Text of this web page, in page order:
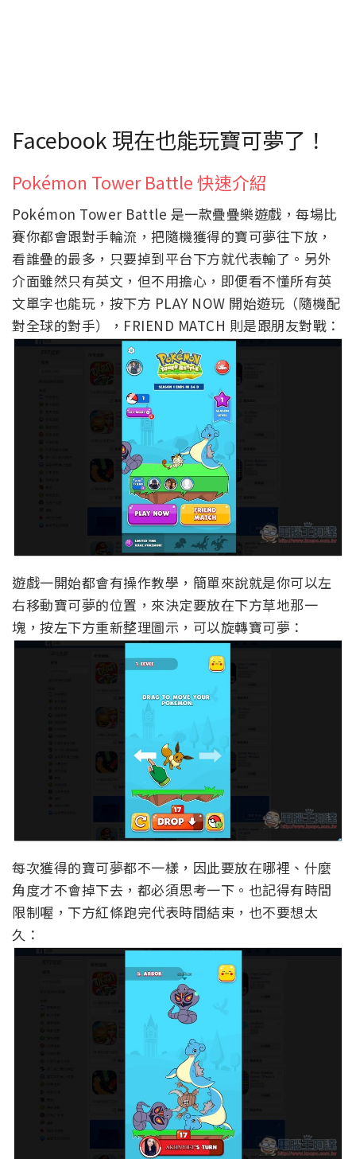
Facebook 現在也能玩寶可夢了！
Pokémon Tower Battle 快速介紹
Pokémon Tower Battle 是一款疊疊樂遊戲，每場比
賽你都會跟對手輪流，把隨機獲得的寶可夢往下放，
看誰疊的最多，只要掉到平台下方就代表輸了。另外
介面雖然只有英文，但不用擔心，即便看不懂所有英
文單字也能玩，按下方 PLAY NOW 開始遊玩（隨機配
對全球的對手），FRIEND MATCH 則是跟朋友對戰：
遊戲一開始都會有操作教學，簡單來說就是你可以左
右移動寶可夢的位置，來決定要放在下方草地那一
塊，按左下方重新整理圖示，可以旋轉寶可夢：
每次獲得的寶可夢都不一樣，因此要放在哪裡、什麼
角度才不會掉下去，都必須思考一下。也記得有時間
限制喔，下方紅條跑完代表時間結束，也不要想太
久：